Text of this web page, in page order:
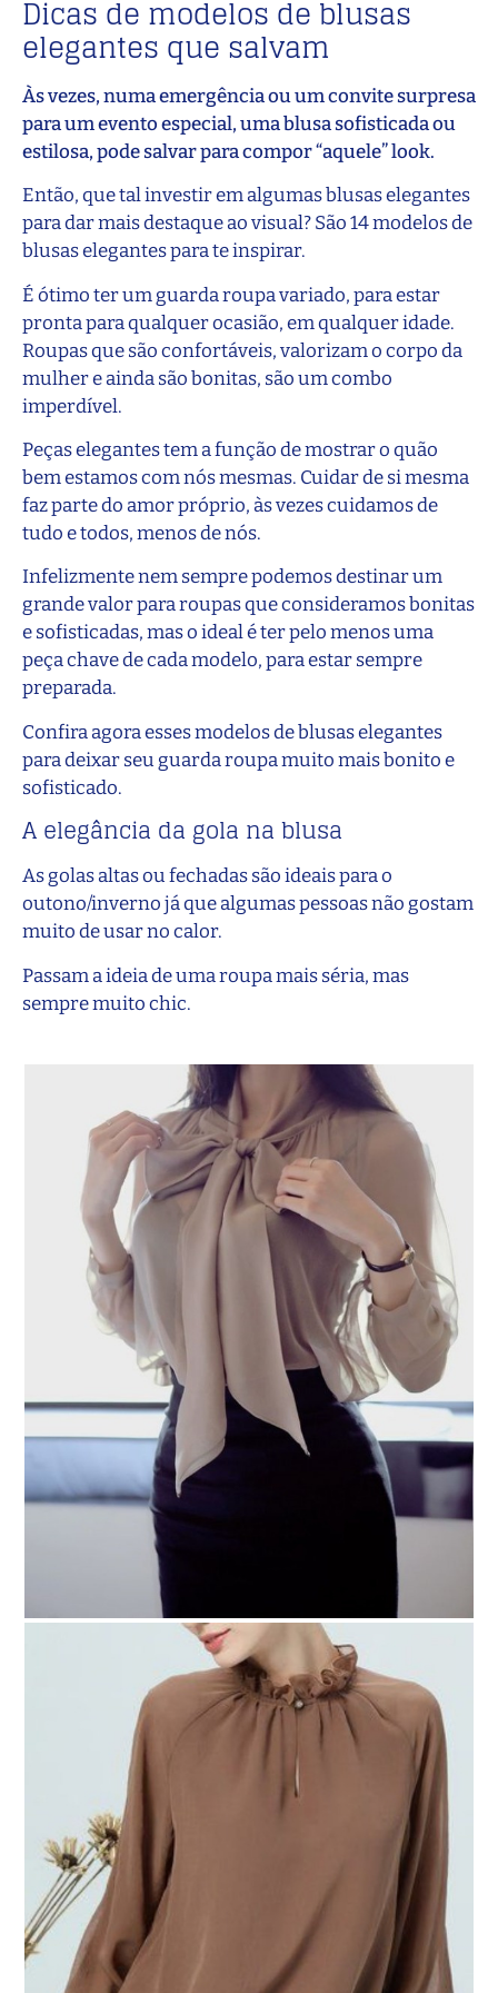
Dicas de modelos de blusas
elegantes que salvam
Às vezes, numa emergência ou um convite surpresa
para um evento especial, uma blusa sofisticada ou
estilosa, pode salvar para compor “aquele” look.
Então, que tal investir em algumas blusas elegantes
para dar mais destaque ao visual? São 14 modelos de
blusas elegantes para te inspirar.
É ótimo ter um guarda roupa variado, para estar
pronta para qualquer ocasião, em qualquer idade.
Roupas que são confortáveis, valorizam o corpo da
mulher e ainda são bonitas, são um combo
imperdível.
Peças elegantes tem a função de mostrar o quão
bem estamos com nós mesmas. Cuidar de si mesma
faz parte do amor próprio, às vezes cuidamos de
tudo e todos, menos de nós.
Infelizmente nem sempre podemos destinar um
grande valor para roupas que consideramos bonitas
e sofisticadas, mas o ideal é ter pelo menos uma
peça chave de cada modelo, para estar sempre
preparada.
Confira agora esses modelos de blusas elegantes
para deixar seu guarda roupa muito mais bonito e
sofisticado.
A elegância da gola na blusa
As golas altas ou fechadas são ideais para o
outono/inverno já que algumas pessoas não gostam
muito de usar no calor.
Passam a ideia de uma roupa mais séria, mas
sempre muito chic.